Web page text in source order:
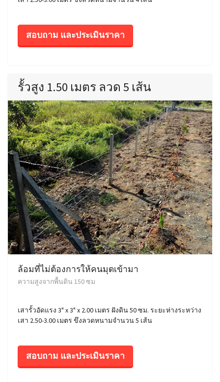
สอบถาม และประเมินราคา
รั้วสูง 1.50 เมตร ลวด 5 เส้น
ล้อมที่ไม่ต้องการให้คนมุดเข้ามา
ความสูงจากพื้นดิน 150 ซม
เสารั้วอัดแรง 3" x 3" x 2.00 เมตร ฝังดิน 50 ซม. ระยะห่างระหว่าง
เสา 2.50-3.00 เมตร ขึงลวดหนามจำนวน 5 เส้น
สอบถาม และประเมินราคา